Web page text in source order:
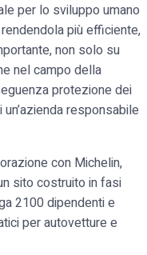
per lo sviluppo umano
più efficiente,
non solo su
nel campo della
protezione dei
responsabile
con Michelin,
sito costruito in fasi
2100 dipendenti e
per autovetture e